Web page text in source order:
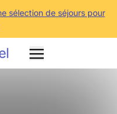
sélection de séjours pour